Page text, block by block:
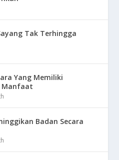
Tak Terhingga
Yang Memiliki
Manfaat
Badan Secara